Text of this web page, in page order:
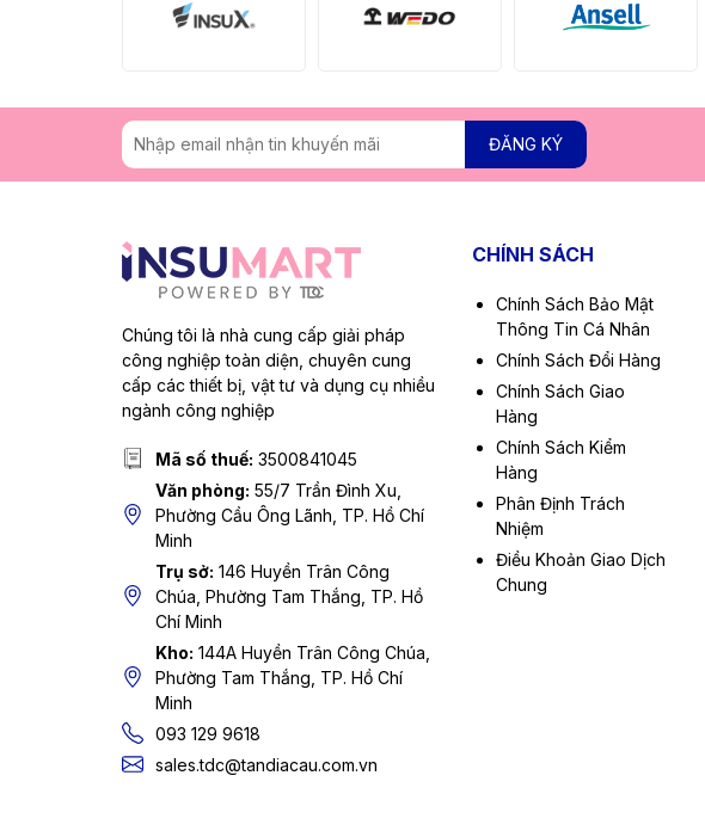
ĐĂNG KÝ
Chúng tôi là nhà cung cấp giải pháp
công nghiệp toàn diện, chuyên cung
cấp các thiết bị, vật tư và dụng cụ nhiều
ngành công nghiệp
Mã số thuế: 3500841045
Văn phòng: 55/7 Trần Đình Xu,
Phường Cầu Ông Lãnh, TP. Hồ Chí
Minh
Trụ sở: 146 Huyền Trân Công
Chúa, Phường Tam Thắng, TP. Hồ
Chí Minh
Kho: 144A Huyền Trân Công Chúa,
Phường Tam Thắng, TP. Hồ Chí
Minh
093 129 9618
sales.tdc@tandiacau.com.vn
CHÍNH SÁCH
Chính Sách Bảo Mật
Thông Tin Cá Nhân
Chính Sách Đổi Hàng
Chính Sách Giao
Hàng
Chính Sách Kiểm
Hàng
Phân Định Trách
Nhiệm
Điều Khoản Giao Dịch
Chung